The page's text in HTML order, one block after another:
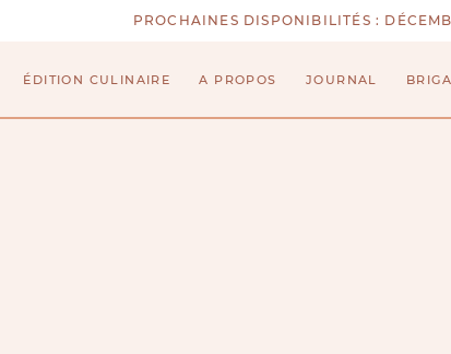
PROCHAINES DISPONIBILITÉS :
ÉDITION CULINAIRE A PROPOS JOURNAL